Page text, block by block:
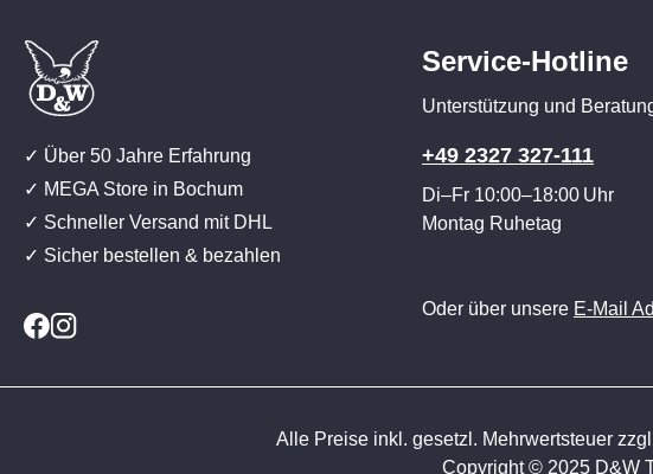
✓ Über 50 Jahre Erfahrung
✓ MEGA Store in Bochum
✓ Schneller Versand mit DHL
✓ Sicher bestellen & bezahlen
Service-Hotline
Unterstützung und
+49 2327 327-111
Di–Fr 10:00–18:00 Uhr
Montag Ruhetag
Oder über unsere E-Mail
Alle Preise inkl. gesetzl. Mehrwertsteuer
Copyright © 2025 D&W